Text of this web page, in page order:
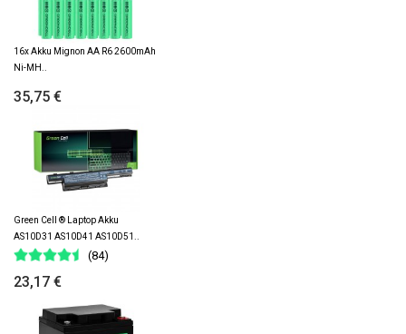
16x Akku Mignon AA R6 2600mAh
Ni-MH..
35,75 €
Green Cell ® Laptop Akku
AS10D31 AS10D41 AS10D51..
(84)
23,17 €